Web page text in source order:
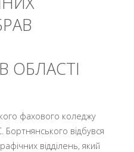
ОБЛАСТІ
фахового коледжу
Бортнянського відбувся
відділень, який